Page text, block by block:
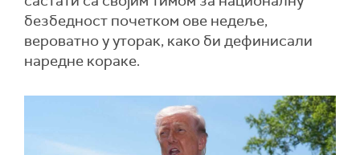
безбедност почетком ове недеље,
вероватно у уторак, како би дефинисали
наредне кораке.